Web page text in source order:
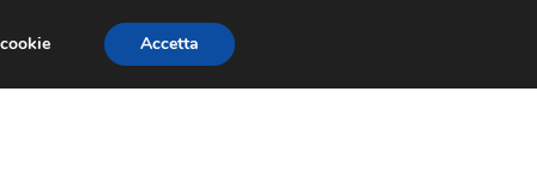
EVENTI E FIERE
Accetta